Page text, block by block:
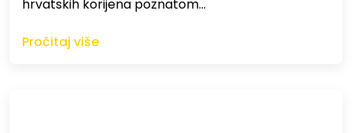
hrvatskih korijena poznatom…
Pročitaj više